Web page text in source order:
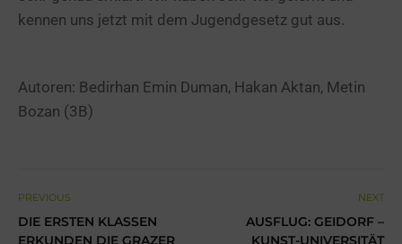
kennen uns jetzt mit dem Jugendgesetz gut aus.
Autoren: Bedirhan Emin Duman, Hakan Aktan, Metin
Bozan (3B)
PREVIOUS
DIE ERSTEN KLASSEN
ERKUNDEN DIE GRAZER
NEXT
AUSFLUG: GEIDORF –
KUNST-UNIVERSITÄT